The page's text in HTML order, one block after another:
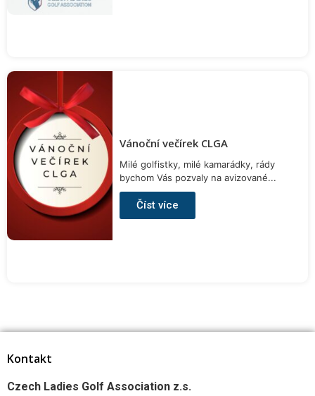
Vánoční večírek CLGA
Milé golfistky, milé kamarádky, rády
bychom Vás pozvaly na avizované...
Číst více
Kontakt
Czech Ladies Golf Association z.s.